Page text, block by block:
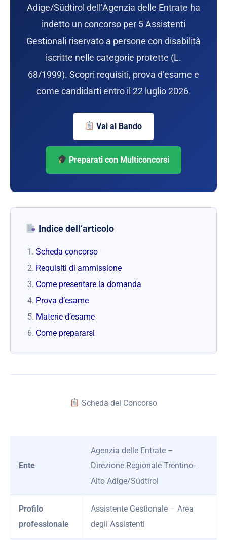
Adige/Südtirol dell’Agenzia delle Entrate ha
indetto un concorso per 5 Assistenti
Gestionali riservato a persone con disabilità
iscritte nelle categorie protette (L.
68/1999). Scopri requisiti, prova d’esame e
come candidarti entro il 22 luglio 2026.
Vai al Bando
Preparati con Multiconcorsi
Indice dell’articolo
Scheda concorso
Requisiti di ammissione
Come presentare la domanda
Prova d’esame
Materie d’esame
Come prepararsi
Scheda del Concorso
Ente
Agenzia delle Entrate –
Direzione Regionale Trentino-
Alto Adige/Südtirol
Profilo
professionale
Assistente Gestionale – Area
degli Assistenti